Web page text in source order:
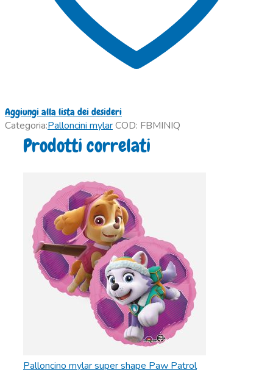
Aggiungi alla lista dei desideri
Categoria:Palloncini mylarCOD: FBMINIQ
Prodotti correlati
Palloncino mylar super shape Paw Patrol